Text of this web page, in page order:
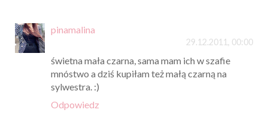
pinamalina
29.12.2011, 00:00
świetna mała czarna, sama mam ich w szafie
mnóstwo a dziś kupiłam też małą czarną na
sylwestra. :)
Odpowiedz